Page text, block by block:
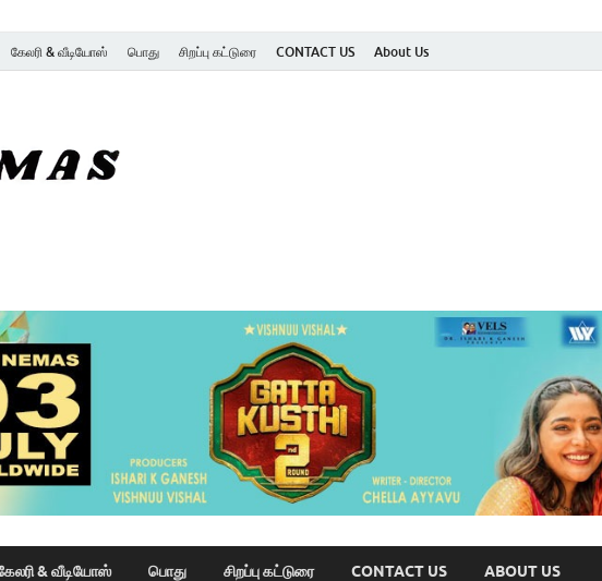
கேலரி & வீடியோஸ் பொது சிறப்பு கட்டுரை CONTACT US About Us
& வீடியோஸ் பொது சிறப்பு கட்டுரை CONTACT US ABOUT US